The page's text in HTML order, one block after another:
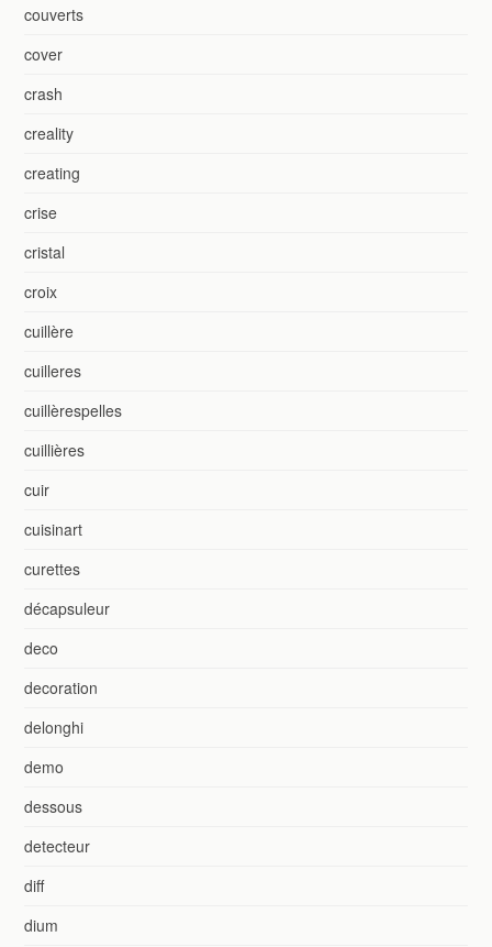
couverts
cover
crash
creality
creating
crise
cristal
croix
cuillère
cuilleres
cuillèrespelles
cuillières
cuir
cuisinart
curettes
décapsuleur
deco
decoration
delonghi
demo
dessous
detecteur
diff
dium